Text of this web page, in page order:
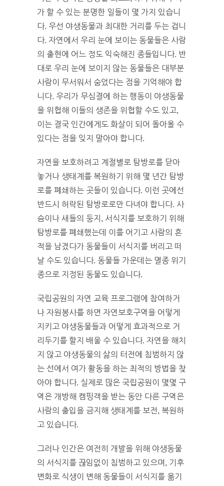
가 할 수 있는 분명한 일들이 몇 가지 있습니
다. 우선 야생동물과 최대한 거리를 두는 겁니
다. 자연에서 우리 눈에 보이는 동물들은 사람
의 출현에 어느 정도 익숙해진 종들입니다. 반
대로 우리 눈에 보이지 않는 동물들은 대부분
사람이 무서워서 숨었다는 점을 기억해야 합
니다. 우리가 무심결에 하는 행동이 야생동물
을 위협해 이들의 생존을 위협할 수도 있고,
이는 결국 인간에게도 화살이 되어 돌아올 수
있다는 점을 잊지 말아야 합니다.
자연을 보호하려고 계절별로 탐방로를 닫아
놓거나 생태계를 복원하기 위해 몇 년간 탐방
로를 폐쇄하는 곳들이 있습니다. 이런 곳에선
반드시 허락된 탐방로로만 다녀야 합니다. 사
슴이나 새들의 둥지, 서식지를 보호하기 위해
탐방로를 폐쇄했는데 이를 어기고 사람의 흔
적을 남겼다가 동물들이 서식지를 버리고 떠
날 수도 있습니다. 동물들 가운데는 멸종 위기
종으로 지정된 동물도 있습니다.
국립공원의 자연 교육 프로그램에 참여하거
나 자원봉사를 하면 자연보호구역을 어떻게
지키고 야생동물들과 어떻게 효과적으로 거
리두기를 할지 배울 수 있습니다. 자연을 해치
지 않고 야생동물의 삶의 터전에 침범하지 않
는 선에서 여가 활동을 하는 최적의 방법을 찾
아야 합니다. 실제로 많은 국립공원이 몇몇 구
역은 개방해 캠핑객을 받는 동안 다른 구역은
사람의 출입을 금지해 생태계를 보전, 복원하
고 있습니다.
그러나 인간은 여전히 개발을 위해 야생동물
의 서식지를 끊임없이 침범하고 있으며, 기후
변화로 식생이 변해 동물들이 서식지를 옮기